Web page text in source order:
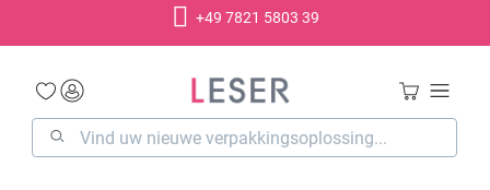
+49 7821 5803 39